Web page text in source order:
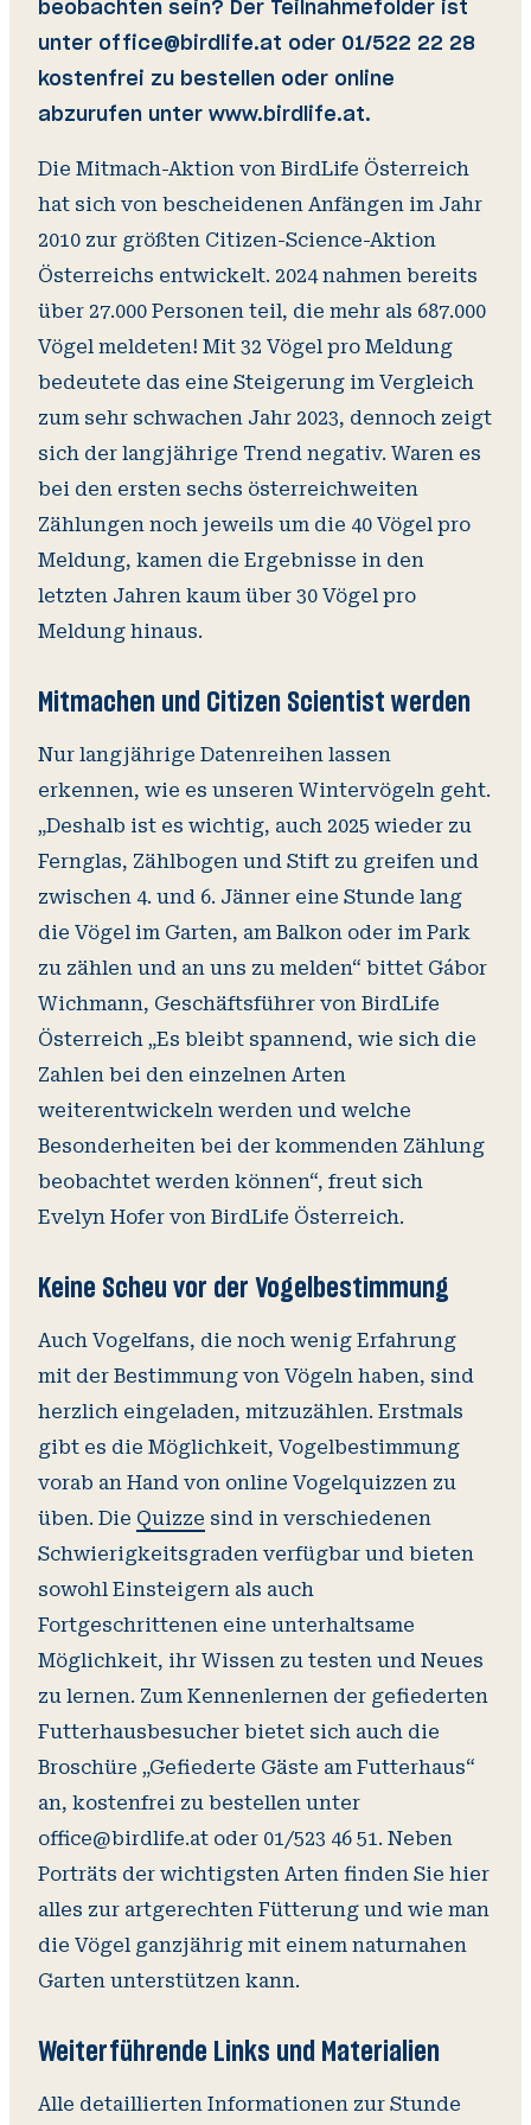
beobachten sein? Der Teilnahmefolder ist
unter office@birdlife.at oder 01/522 22 28
kostenfrei zu bestellen oder online
abzurufen unter www.birdlife.at.
Die Mitmach-Aktion von BirdLife Österreich
hat sich von bescheidenen Anfängen im Jahr
2010 zur größten Citizen-Science-Aktion
Österreichs entwickelt. 2024 nahmen bereits
über 27.000 Personen teil, die mehr als 687.000
Vögel meldeten! Mit 32 Vögel pro Meldung
bedeutete das eine Steigerung im Vergleich
zum sehr schwachen Jahr 2023, dennoch zeigt
sich der langjährige Trend negativ. Waren es
bei den ersten sechs österreichweiten
Zählungen noch jeweils um die 40 Vögel pro
Meldung, kamen die Ergebnisse in den
letzten Jahren kaum über 30 Vögel pro
Meldung hinaus.
Mitmachen und Citizen Scientist werden
Nur langjährige Datenreihen lassen
erkennen, wie es unseren Wintervögeln geht.
„Deshalb ist es wichtig, auch 2025 wieder zu
Fernglas, Zählbogen und Stift zu greifen und
zwischen 4. und 6. Jänner eine Stunde lang
die Vögel im Garten, am Balkon oder im Park
zu zählen und an uns zu melden“ bittet Gábor
Wichmann, Geschäftsführer von BirdLife
Österreich „Es bleibt spannend, wie sich die
Zahlen bei den einzelnen Arten
weiterentwickeln werden und welche
Besonderheiten bei der kommenden Zählung
beobachtet werden können“, freut sich
Evelyn Hofer von BirdLife Österreich.
Keine Scheu vor der Vogelbestimmung
Auch Vogelfans, die noch wenig Erfahrung
mit der Bestimmung von Vögeln haben, sind
herzlich eingeladen, mitzuzählen. Erstmals
gibt es die Möglichkeit, Vogelbestimmung
vorab an Hand von online Vogelquizzen zu
üben. Die Quizze sind in verschiedenen
Schwierigkeitsgraden verfügbar und bieten
sowohl Einsteigern als auch
Fortgeschrittenen eine unterhaltsame
Möglichkeit, ihr Wissen zu testen und Neues
zu lernen. Zum Kennenlernen der gefiederten
Futterhausbesucher bietet sich auch die
Broschüre „Gefiederte Gäste am Futterhaus“
an, kostenfrei zu bestellen unter
office@birdlife.at oder 01/523 46 51. Neben
Porträts der wichtigsten Arten finden Sie hier
alles zur artgerechten Fütterung und wie man
die Vögel ganzjährig mit einem naturnahen
Garten unterstützen kann.
Weiterführende Links und Materialien
Alle detaillierten Informationen zur Stunde